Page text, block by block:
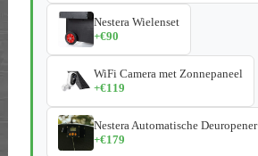
Nestera Wielenset
+€90
WiFi Camera met Zonnepaneel
+€119
Nestera Automatische Deuropener
+€179